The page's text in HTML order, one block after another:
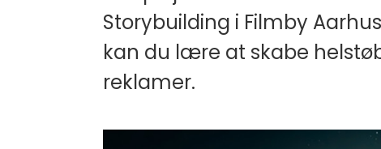
Storybuilding i Filmby
kan du lære at skabe
reklamer.